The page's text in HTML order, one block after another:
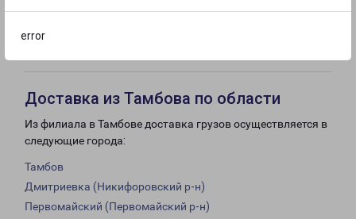
error
18:00
Доставка из Тамбова по области
Из филиала в Тамбове доставка грузов осуществляется в
следующие города:
Тамбов
Дмитриевка (Никифоровский р-н)
Первомайский (Первомайский р-н)